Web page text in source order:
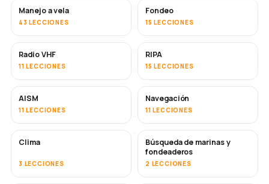
Manejo a vela
43 LECCIONES
Fondeo
15 LECCIONES
Radio VHF
11 LECCIONES
RIPA
15 LECCIONES
AISM
11 LECCIONES
Navegación
11 LECCIONES
Clima
3 LECCIONES
Búsqueda de marinas y
fondeaderos
2 LECCIONES